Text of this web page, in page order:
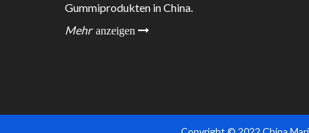
Gummiprodukten in China.
Mehr anzeigen 